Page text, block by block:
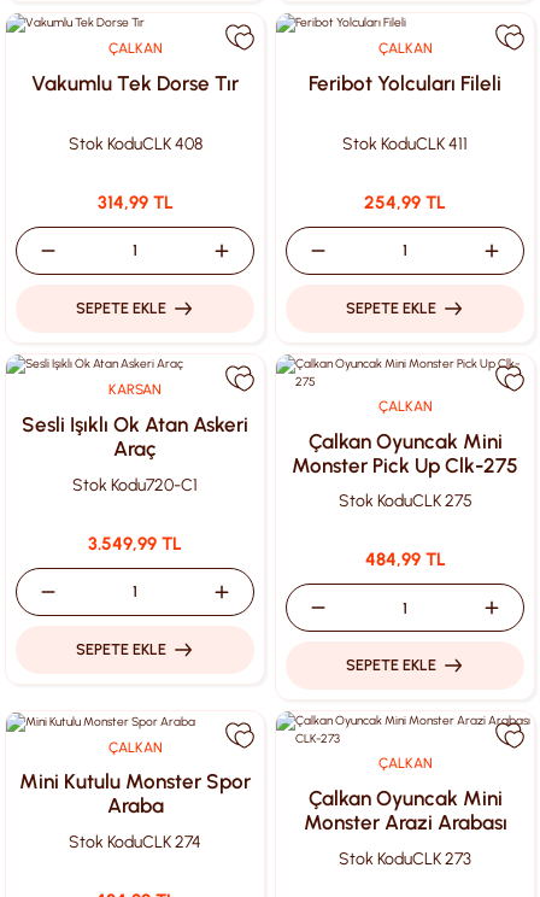
ÇALKAN
Vakumlu Tek Dorse Tır
Stok KoduCLK 408
314,99 TL
SEPETE EKLE
ÇALKAN
Feribot Yolcuları Fileli
Stok KoduCLK 411
254,99 TL
SEPETE EKLE
KARSAN
Sesli Işıklı Ok Atan Askeri
Araç
Stok Kodu720-C1
3.549,99 TL
SEPETE EKLE
ÇALKAN
Çalkan Oyuncak Mini
Monster Pick Up Clk-275
Stok KoduCLK 275
484,99 TL
SEPETE EKLE
ÇALKAN
Mini Kutulu Monster Spor
Araba
Stok KoduCLK 274
ÇALKAN
Çalkan Oyuncak Mini
Monster Arazi Arabası
CLK-273
Stok KoduCLK 273